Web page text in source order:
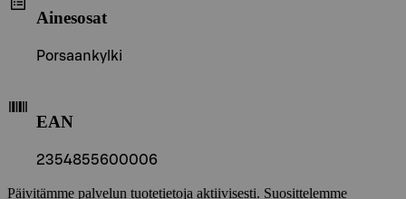
Ainesosat
Porsaankylki
EAN
2354855600006
Päivitämme palvelun tuotetietoja aktiivisesti. Suosittelemme